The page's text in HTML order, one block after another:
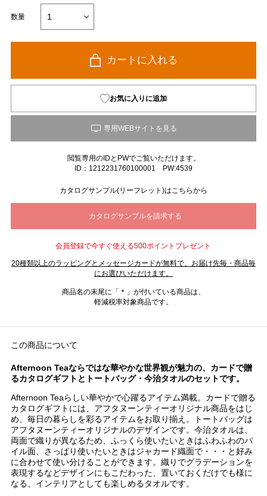
数量
カートに入れる
お気に入りに追加
閲覧専用のIDとPWでご覧いただけます。
ID：1212231760100001 PW:4539
カタログサンプル(リーフレット)はこちらから
会員登録で今すぐ使える500ポイントプレゼント
20種類以上のラッピングとメッセージカードが無料で、お届け先毎・商品毎
にお選びいただけます。
商品名の末尾に「＊」が付いている商品は、
軽減税率対象商品です。
この商品について
Afternoon Teaならではな華やかな世界観が魅力の、カードで贈
るカタログギフトとトートバッグ・今治タオルのセットです。
Afternoon Teaらしい華やかで心躍るアイテム満載。カードで贈る
カタログギフトには、アフタヌーンティーオリジナル商品をはじ
め、毎日の暮らしを彩るアイテムをお取り揃え。トートバッグは
アフタヌーンティーオリジナルのデザインです。今治タオルは、
両面で織りが異なるため、ふっくら使いたいときはふわふわのパ
イル面、さっぱり使いたいときはジャカード織面で・・・と好み
に合わせて使い分けることができます。織りでグラデーションを
表現するなどデザインにもこだわった、置いておくだけでも様に
なる、インテリアとしても楽しめるタオルです。